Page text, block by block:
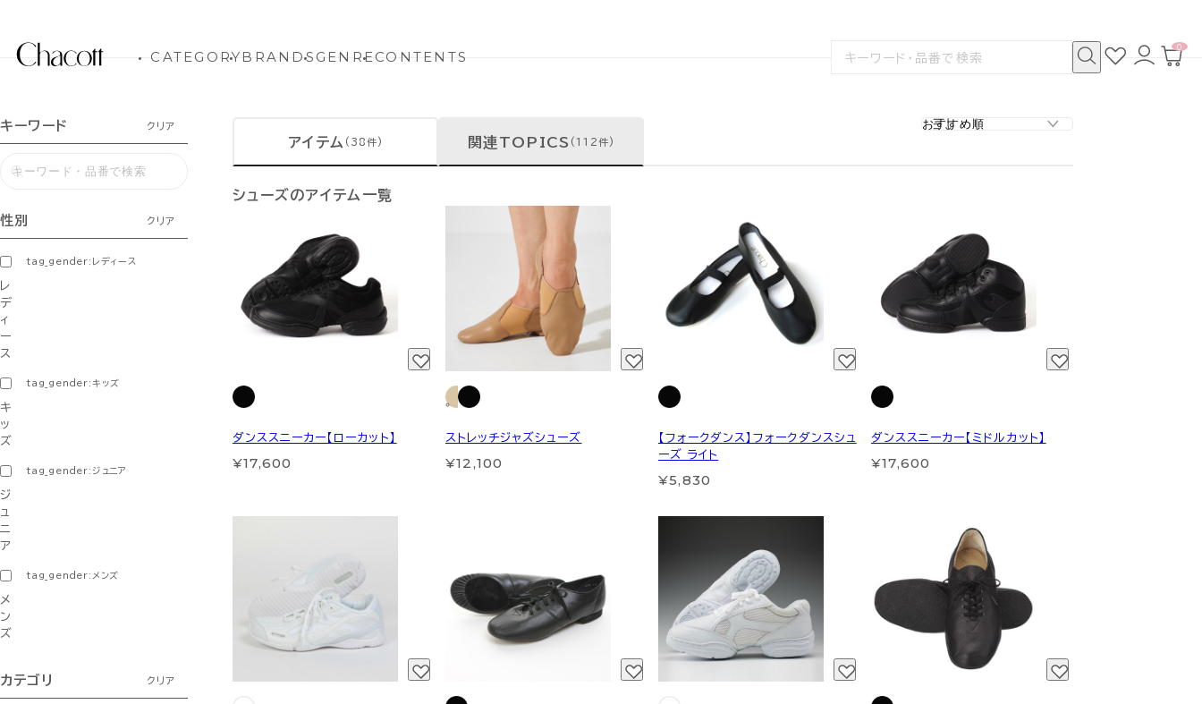
CATEGORYBRANDSGENRECONTENTS
検
お
気
ロ
グ
カ
0
キーワード クリア
性別 クリア
tag_gender:レディース
レ
デ
ィ
ー
ス
tag_gender:キッズ
キ
ッ
ズ
tag_gender:ジュニア
ジ
ュ
ニ
ア
tag_gender:メンズ
メ
ン
ズ
カテゴリ クリア
アイテム (38件) 関連TOPICS (112件)
シューズのアイテム一覧
ダンススニーカー【ローカット】
¥17,600
ストレッチジャズシューズ
¥12,100
【フォークダンス】フォークダンスシュ
ーズ ライト
¥5,830
ダンススニーカー【ミドルカット】
¥17,600